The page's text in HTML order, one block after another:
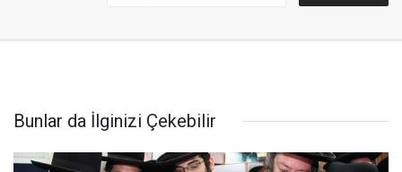
Bunlar da İlginizi Çekebilir